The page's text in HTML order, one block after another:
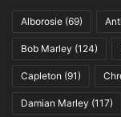
Alborosie (69)
Bob Marley (124)
Capleton (91)
Damian Marley (117)